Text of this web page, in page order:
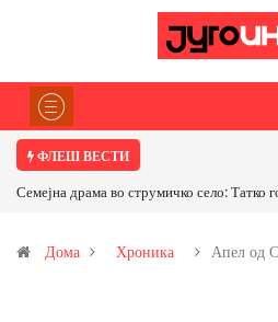
ФЛЕШ ВЕСТИ
го турнал синот по скалиТРАМП
бакарот од
Дома Хроника Апел од